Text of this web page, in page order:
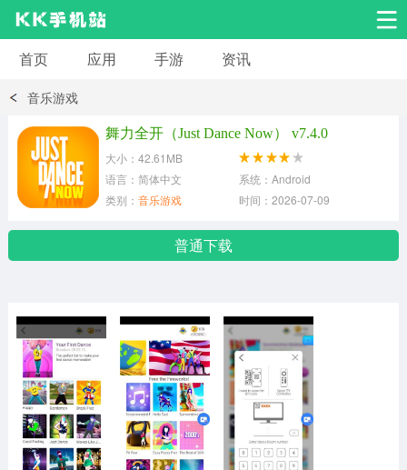
安卓应用
小说漫画
金融理财 新闻资讯 游戏辅助
安卓其它
首页 应用 手游 资讯
音乐游戏
舞力全开（Just Dance Now） v7.4.0
大小：42.61MB
语言：简体中文
系统：Android
类别： 音乐游戏 时间：2026-07-09
普通下载